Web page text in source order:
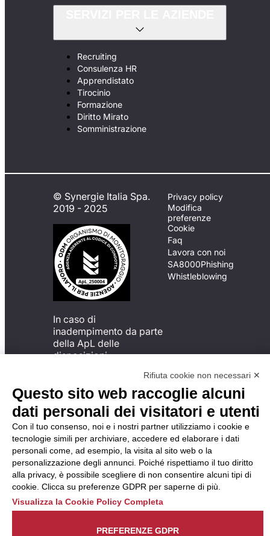
Recruiting
Consulenza HR
Apprendistato
Tirocinio
Formazione
Diritto Mirato
Somministrazione
© Synergie Italia Spa.
2019 - 2025
In caso di
inadempimento da parte
della ApL delle
disposizioni
possibile presentare un
reclamo
all’Organismo di
Monitoraggio utilizzando
una delle modalità
descritte al seguente
indirizzo web
https://odm-
agenzielavoro.it/reclami/.
Privacy policy
Modifica
preferenze
Cookie
Faq
Lavora con noi
SA8000Phishing
Whistleblowing
Rifiuta cookie non necessari ✕
Questo sito web raccoglie alcuni
dati personali dei visitatori e utenti
Con il tuo consenso, noi e i nostri partner utilizziamo i cookie e
tecnologie simili per archiviare, accedere ed elaborare i dati
personali come, ad esempio, la visita al sito web o la
personalizzazione degli annunci. Poiché rispettiamo il tuo diritto
alla privacy, è possibile scegliere di non consentire alcuni tipi di
cookie. Clicca su preferenze GDPR per saperne di più.
Visualizza la Cookie Policy Completa
PREFERENZE GDPR